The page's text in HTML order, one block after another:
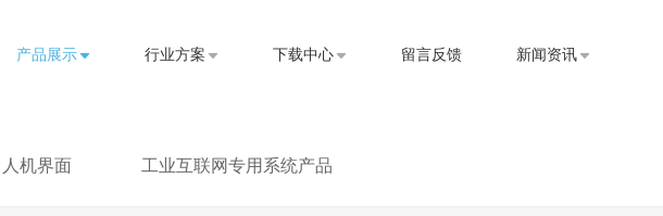
产品展示 行业方案 下载中心 留言反馈 新闻资讯
人机界面 工业互联网专用系统产品